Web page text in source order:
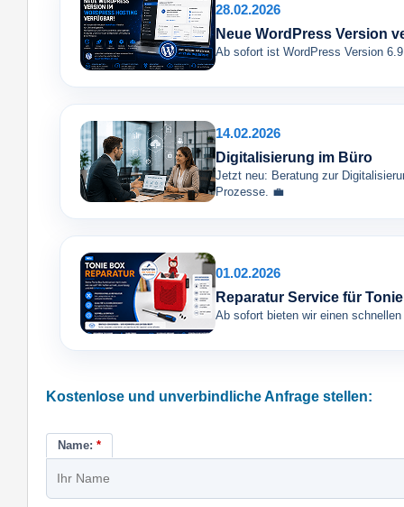
28.02.2026
Neue WordPress Version
Ab sofort ist WordPress Version
14.02.2026
Digitalisierung im Büro
Jetzt neu: Beratung zur
Prozesse. 💼
01.02.2026
Reparatur Service für
Ab sofort bieten wir einen
Kostenlose und unverbindliche Anfrage stellen:
Name: *